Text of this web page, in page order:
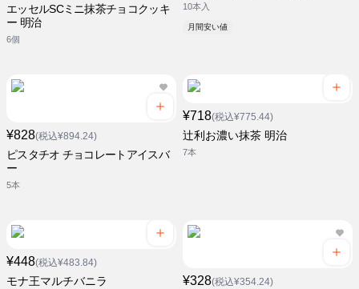
エッセルSCミニ抹茶チョコクッキ
ー 明治
6個
10本入
月間安い値
¥828(税込¥894.24)
ピスタチオ チョコレートアイスバ
ー
5本
¥718(税込¥775.44)
辻利お濃い抹茶 明治
7本
¥448(税込¥483.84)
モナ王マルチバニラ ¥328(税込¥354.24)